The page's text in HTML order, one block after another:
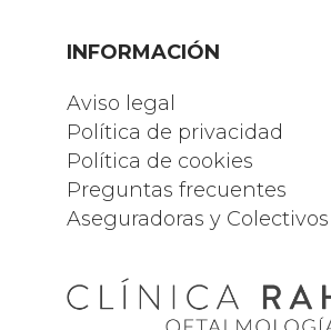
INFORMACIÓN
Aviso legal
Política de privacidad
Política de cookies
Preguntas frecuentes
Aseguradoras y Colectivos